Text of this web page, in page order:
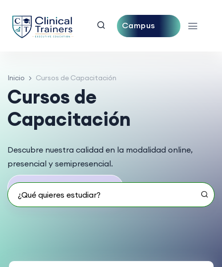
Campus
Inicio Cursos de Capacitación
Cursos de
Capacitación
Descubre nuestra calidad en la modalidad online,
presencial y semipresencial.